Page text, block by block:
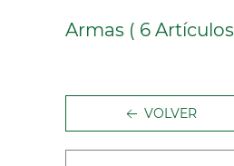
Armas ( 6
VOLVER